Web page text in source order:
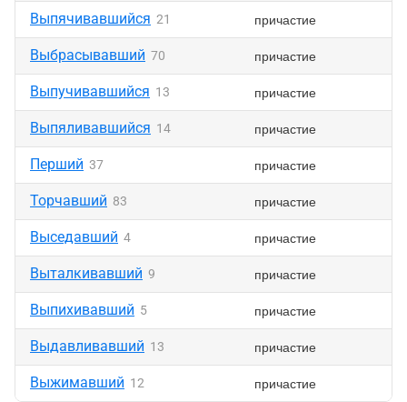
Выпячивавшийся 21 причастие
Выбрасывавший 70 причастие
Выпучивавшийся 13 причастие
Выпяливавшийся 14 причастие
Перший 37 причастие
Торчавший 83 причастие
Выседавший 4 причастие
Выталкивавший 9 причастие
Выпихивавший 5 причастие
Выдавливавший 13 причастие
Выжимавший 12 причастие